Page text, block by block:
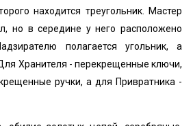
находится треугольник. Мастер
но в середине у него расположено
полагается угольник, а
Хранителя - перекрещенные ключи,
ручки, а для Привратника -